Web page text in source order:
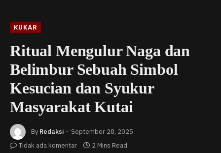
KUKAR
Ritual Mengulur Naga dan
Belimbur Sebuah Simbol
Kesucian dan Syukur
Masyarakat Kutai
By Redaksi
September 28, 2025
Tidak ada komentar
2 Mins Read